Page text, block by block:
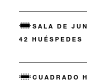
SALA DE
42 HUÉSPEDES
CUADRADO